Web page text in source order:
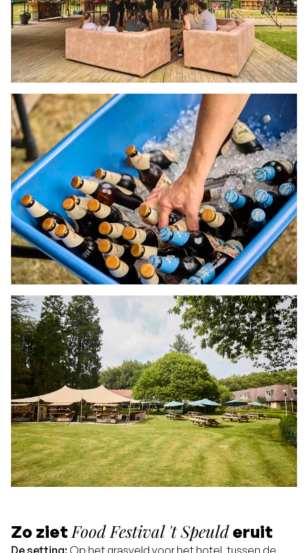
Zo ziet Food Festival 't Speulderuit
De setting: Op het grasveld voor het hotel, tussen de